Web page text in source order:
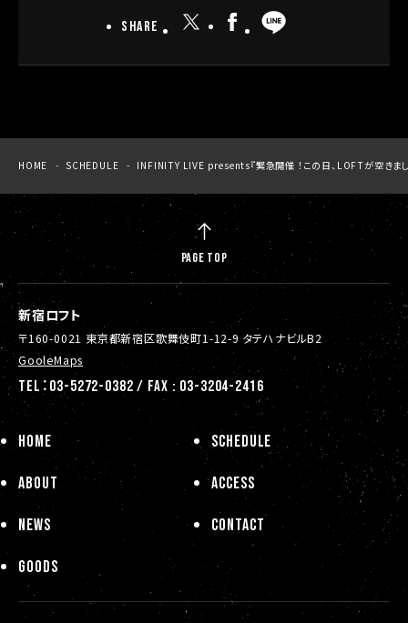
SHARE
HOME SCHEDULE INFINITY LIVE presents『緊急開催 ！この日、LOFTが空きま
新宿ロフト
〒160-0021 東京都新宿区歌舞伎町1-12-9 タテハナビルB2
GooleMaps
TEL：03-5272-0382 / FAX : 03-3204-2416
HOME SCHEDULE
ABOUT ACCESS
NEWS CONTACT
GOODS
PAGE TOP